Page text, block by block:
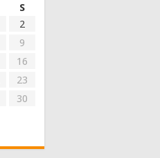
S
2
9
16
23
30